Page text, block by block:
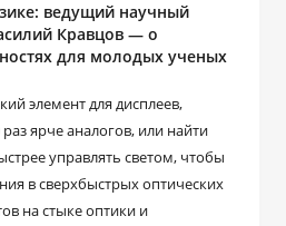
ведущий научный
Кравцов — о
для молодых ученых
элемент для дисплеев,
ярче аналогов, или найти
управлять светом, чтобы
в сверхбыстрых оптических
на стыке оптики и